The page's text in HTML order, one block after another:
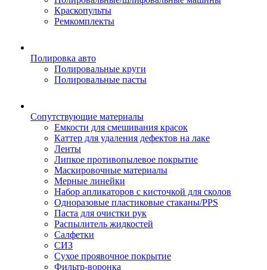
Краскопульты
Ремкомплекты
Полировка авто
Полировальные круги
Полировальные пасты
Сопутствующие материалы
Емкости для смешивания красок
Каттер для удаления дефектов на лаке
Ленты
Липкое противопылевое покрытие
Маскировочные материалы
Мерные линейки
Набор апликаторов с кисточкой для сколов
Одноразовые пластиковые стаканы/PPS
Паста для очистки рук
Распылитель жидкостей
Салфетки
СИЗ
Сухое проявочное покрытие
Фильтр-воронка